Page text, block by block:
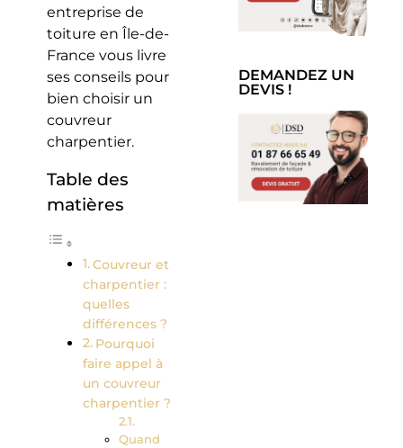
entreprise de
toiture en Île-de-
France vous livre
ses conseils pour
bien choisir un
couvreur
charpentier.
Table des
matières
Couvreur et
charpentier :
quelles
différences ?
Pourquoi
faire appel à
un couvreur
charpentier ?
Quand
DEMANDEZ UN
DEVIS !